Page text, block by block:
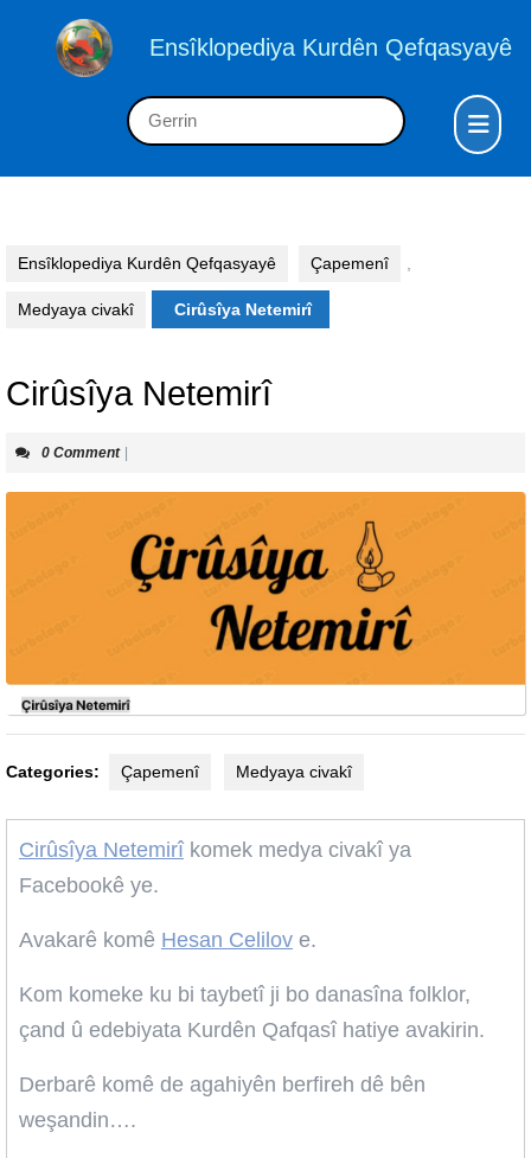
Ensîklopediya Kurdên Qefqasyayê
Search
for:
Ensîklopediya Kurdên Qefqasyayê Çapemenî
Medyaya civakî Cirûsîya Netemirî
Cirûsîya Netemirî
0 Comment
Categories: Çapemenî Medyaya civakî
Cirûsîya Netemirîkomek medya civakî ya
Facebookê ye.
Avakarê komê Hesan Celilov e.
Kom komeke ku bi taybetî ji bo danasîna folklor,
çand û edebiyata Kurdên Qafqasî hatiye avakirin.
Derbarê komê de agahiyên berfireh dê bên
weşandin….